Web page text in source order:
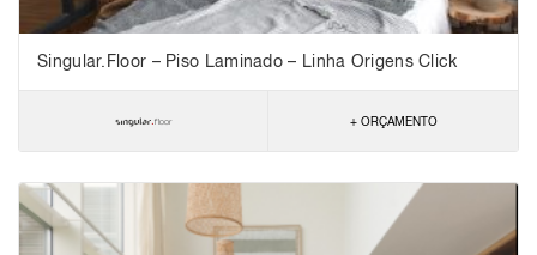
Singular.Floor – Piso Laminado – Linha Origens Click
+ ORÇAMENTO